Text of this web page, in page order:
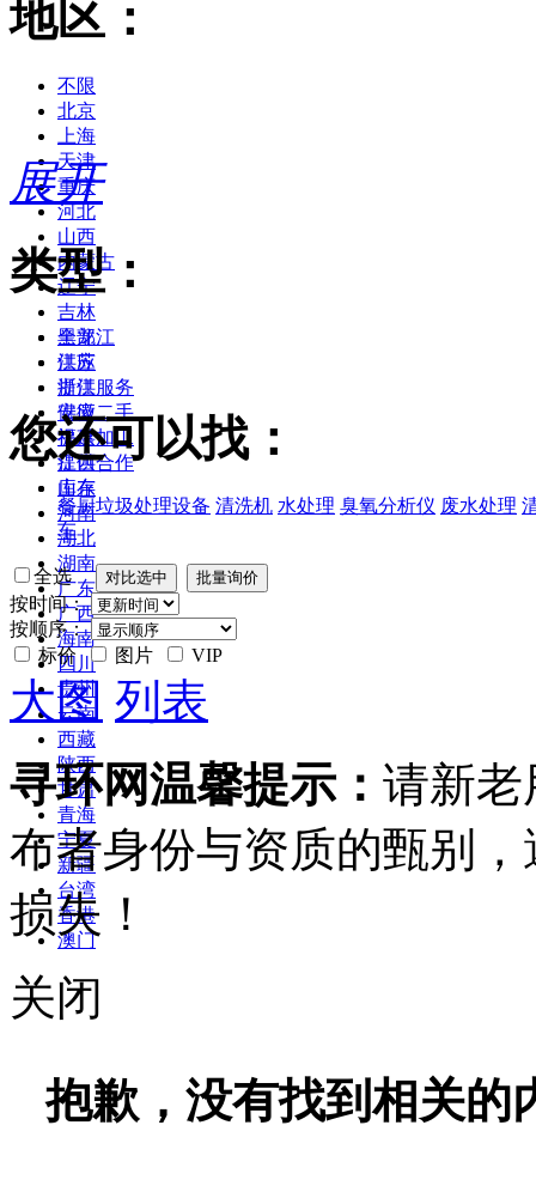
地区：
不限
北京
上海
天津
重庆
河北
山西
内蒙古
辽宁
吉林
黑龙江
江苏
浙江
安徽
福建
江西
山东
河南
湖北
湖南
广东
广西
海南
四川
贵州
云南
西藏
陕西
甘肃
青海
宁夏
新疆
台湾
香港
澳门
展开
类型：
全部
供应
提供服务
供应二手
提供加工
提供合作
库存
您还可以找：
餐厨垃圾处理设备 清洗机 水处理 臭氧分析仪 废水处理
车
全选
按时间：
按顺序：
标价
图片 VIP
大图 列表
寻环网温馨提示： 请新老
布者身份与资质的甄别
损失！
关闭
抱歉，没有找到相关的